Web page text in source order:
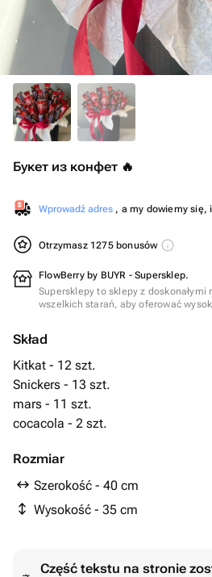
Букет из конфет 🔥
Wprowadź adres , a my dowiemy się,
Otrzymasz 1275 bonusów
FlowBerry by BUYR - Supersklep.
Supersklepy to sklepy z doskonałymi
wszelkich starań, aby oferować
Skład
Kitkat - 12 szt.
Snickers - 13 szt.
mars - 11 szt.
cocacola - 2 szt.
Rozmiar
Szerokość - 40 cm
Wysokość - 35 cm
Część tekstu na stronie